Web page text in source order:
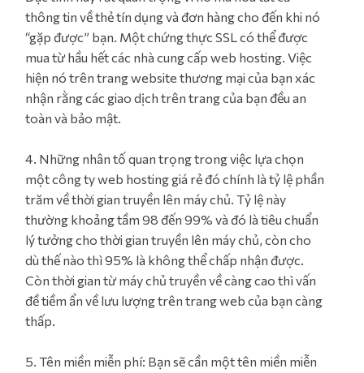
thông tin về thẻ tín dụng và đơn hàng cho đến khi nó
“gặp được” bạn. Một chứng thực SSL có thể được
mua từ hầu hết các nhà cung cấp web hosting. Việc
hiện nó trên trang website thương mại của bạn xác
nhận rằng các giao dịch trên trang của bạn đều an
toàn và bảo mật.
4. Những nhân tố quan trọng trong việc lựa chọn
một công ty web hosting giá rẻ đó chính là tỷ lệ phần
trăm về thời gian truyền lên máy chủ. Tỷ lệ này
thường khoảng tầm 98 đến 99% và đó là tiêu chuẩn
lý tưởng cho thời gian truyền lên máy chủ, còn cho
dù thế nào thì 95% là không thể chấp nhận được.
Còn thời gian từ máy chủ truyền về càng cao thì vấn
đề tiềm ẩn về lưu lượng trên trang web của bạn càng
thấp.
5. Tên miền miễn phí: Bạn sẽ cần một tên miền miễn